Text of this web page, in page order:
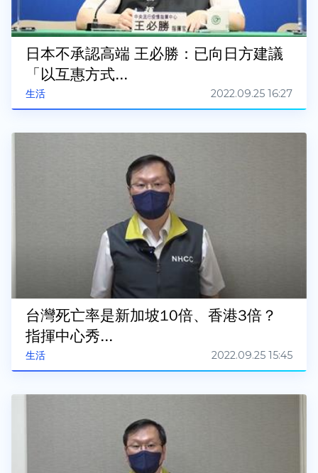
生活
日本不承認高端 王必勝：已向日方建議
「以互惠方式...
2022.09.25 16:27
生活
台灣死亡率是新加坡10倍、香港3倍？
指揮中心秀...
2022.09.25 15:45